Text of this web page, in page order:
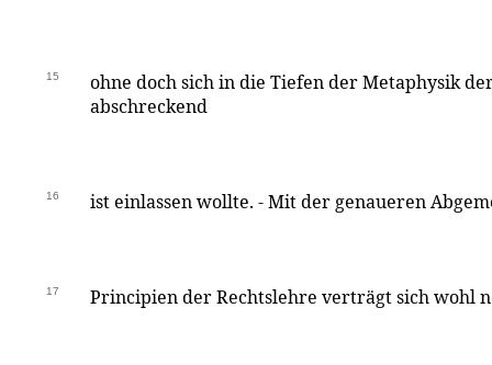
15
ohne doch sich in die Tiefen der Metaphysik
abschreckend
16 ist einlassen wollte. - Mit der genaueren
17 Principien der Rechtslehre verträgt sich wohl